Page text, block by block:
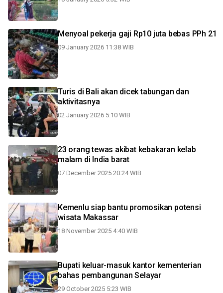
Menyoal pekerja gaji Rp10 juta bebas PPh 21
09 January 2026 11:38 WIB
Turis di Bali akan dicek tabungan dan
aktivitasnya
02 January 2026 5:10 WIB
23 orang tewas akibat kebakaran kelab
malam di India barat
07 December 2025 20:24 WIB
Kemenlu siap bantu promosikan potensi
wisata Makassar
18 November 2025 4:40 WIB
Bupati keluar-masuk kantor kementerian
bahas pembangunan Selayar
29 October 2025 5:23 WIB